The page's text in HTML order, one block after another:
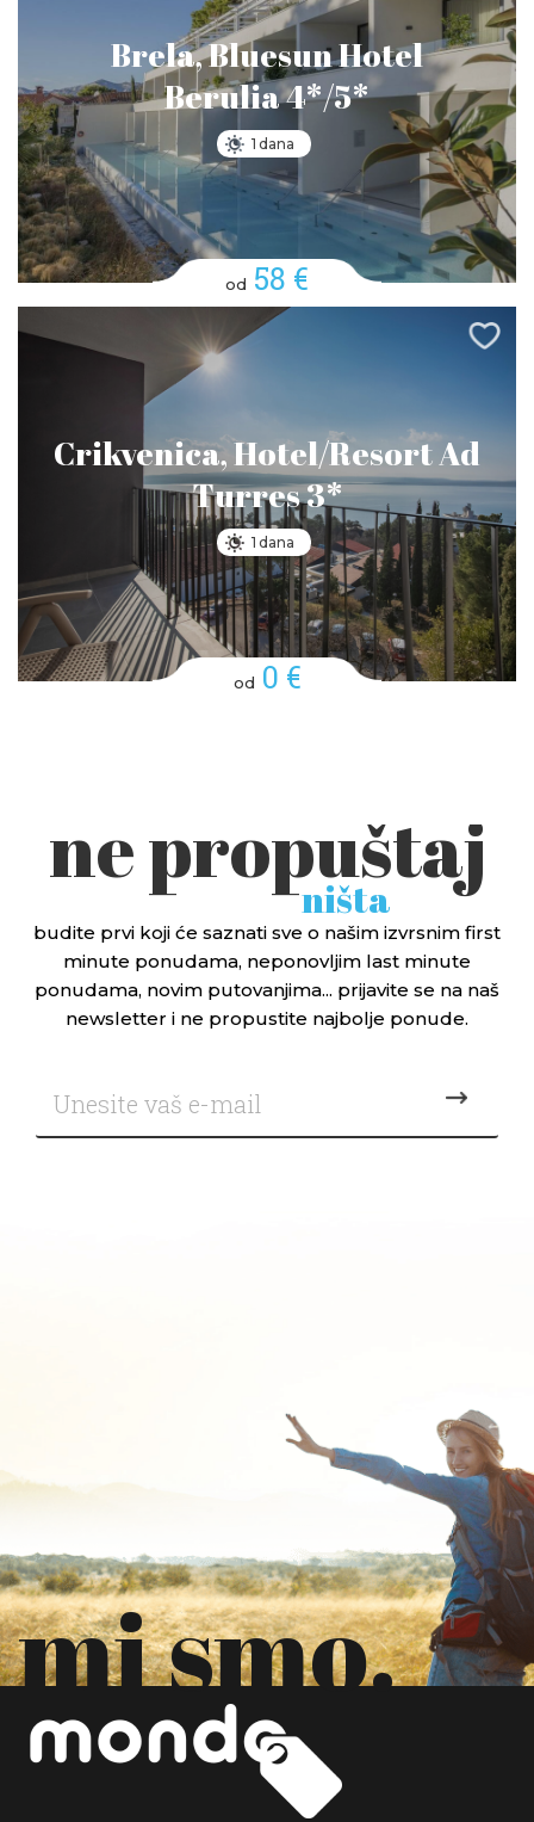
Brela, Bluesun Hotel
Berulia 4*/5*
1 dana
od 58 €
Crikvenica, Hotel/Resort Ad
Turres 3*
1 dana
od 0 €
ne propuštaj
ništa
budite prvi koji će saznati sve o našim izvrsnim first
minute ponudama, neponovljim last minute
ponudama, novim putovanjima... prijavite se na naš
newsletter i ne propustite najbolje ponude.
mi smo.